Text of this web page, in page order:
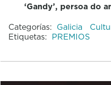
‘Gandy’, persoa do
Categorías: Galicia
Etiquetas: PREMIOS